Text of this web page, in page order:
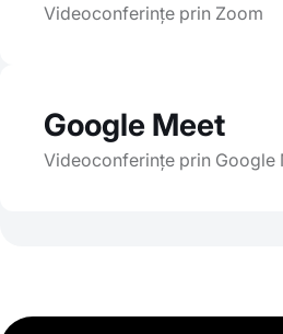
Videoconferințe prin Zoom
Google Meet
Videoconferințe prin Google